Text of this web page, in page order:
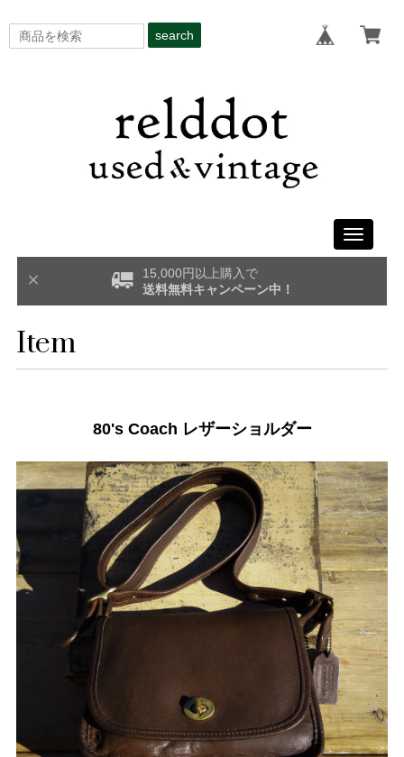
search
Toggle
15,000円以上購入で
送料無料キャンペーン中！
Item
80's Coach レザーショルダー